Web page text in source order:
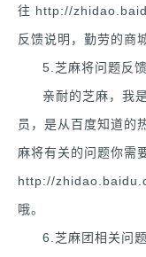
往 http://
反馈说明，勤劳的商
5.芝麻将问题反馈
亲耐的芝麻，我
员，是从百度知道的
麻将有关的问题你需
http://
哦。
6.芝麻团相关问题